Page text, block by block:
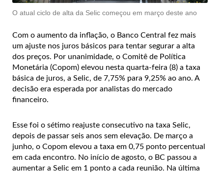
O atual ciclo de alta da Selic começou em março deste ano
Com o aumento da inflação, o Banco Central fez mais
um ajuste nos juros básicos para tentar segurar a alta
dos preços. Por unanimidade, o Comitê de Política
Monetária (Copom) elevou nesta quarta-feira (8) a taxa
básica de juros, a Selic, de 7,75% para 9,25% ao ano. A
decisão era esperada por analistas do mercado
financeiro.
Esse foi o sétimo reajuste consecutivo na taxa Selic,
depois de passar seis anos sem elevação. De março a
junho, o Copom elevou a taxa em 0,75 ponto percentual
em cada encontro. No início de agosto, o BC passou a
aumentar a Selic em 1 ponto a cada reunião. Na última